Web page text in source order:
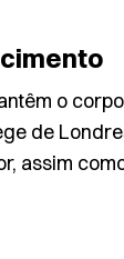
o
de
assim